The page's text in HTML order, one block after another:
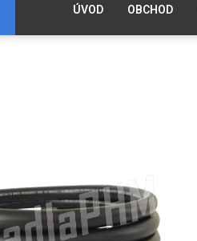
ÚVOD OBCHOD